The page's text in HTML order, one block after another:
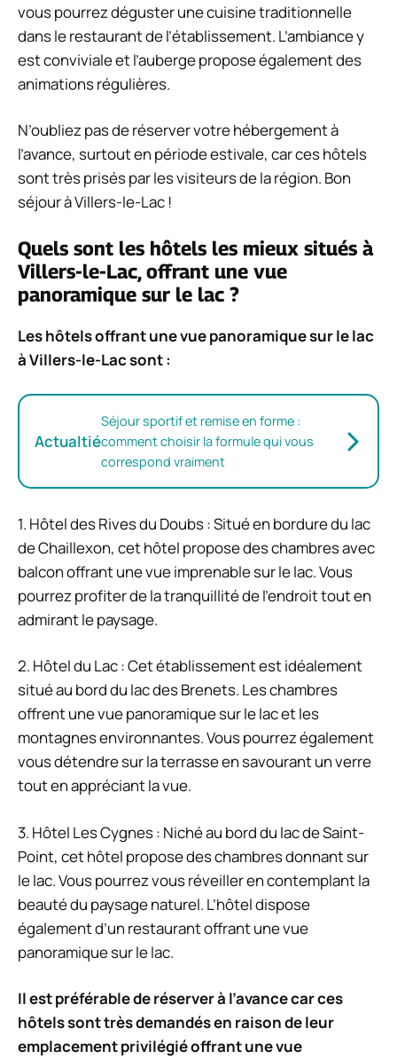
vous pourrez déguster une cuisine traditionnelle
dans le restaurant de l’établissement. L’ambiance y
est conviviale et l’auberge propose également des
animations régulières.
N’oubliez pas de réserver votre hébergement à
l’avance, surtout en période estivale, car ces hôtels
sont très prisés par les visiteurs de la région. Bon
séjour à Villers-le-Lac !
Quels sont les hôtels les mieux situés à
Villers-le-Lac, offrant une vue
panoramique sur le lac ?
Les hôtels offrant une vue panoramique sur le lac
à Villers-le-Lac sont :
Actualtié
Séjour sportif et remise en forme :
comment choisir la formule qui vous
correspond vraiment
1. Hôtel des Rives du Doubs : Situé en bordure du lac
de Chaillexon, cet hôtel propose des chambres avec
balcon offrant une vue imprenable sur le lac. Vous
pourrez profiter de la tranquillité de l’endroit tout en
admirant le paysage.
2. Hôtel du Lac : Cet établissement est idéalement
situé au bord du lac des Brenets. Les chambres
offrent une vue panoramique sur le lac et les
montagnes environnantes. Vous pourrez également
vous détendre sur la terrasse en savourant un verre
tout en appréciant la vue.
3. Hôtel Les Cygnes : Niché au bord du lac de Saint-
Point, cet hôtel propose des chambres donnant sur
le lac. Vous pourrez vous réveiller en contemplant la
beauté du paysage naturel. L’hôtel dispose
également d’un restaurant offrant une vue
panoramique sur le lac.
Il est préférable de réserver à l’avance car ces
hôtels sont très demandés en raison de leur
emplacement privilégié offrant une vue